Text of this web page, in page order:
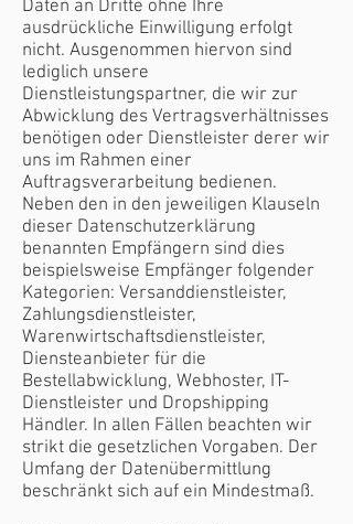
Daten an Dritte ohne Ihre
ausdrückliche Einwilligung erfolgt
nicht. Ausgenommen hiervon sind
lediglich unsere
Dienstleistungspartner, die wir zur
Abwicklung des Vertragsverhältnisses
benötigen oder Dienstleister derer wir
uns im Rahmen einer
Auftragsverarbeitung bedienen.
Neben den in den jeweiligen Klauseln
dieser Datenschutzerklärung
benannten Empfängern sind dies
beispielsweise Empfänger folgender
Kategorien: Versanddienstleister,
Zahlungsdienstleister,
Warenwirtschaftsdienstleister,
Diensteanbieter für die
Bestellabwicklung, Webhoster, IT-
Dienstleister und Dropshipping
Händler. In allen Fällen beachten wir
strikt die gesetzlichen Vorgaben. Der
Umfang der Datenübermittlung
beschränkt sich auf ein Mindestmaß.